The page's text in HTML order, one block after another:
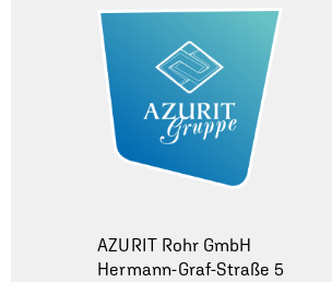
AZURIT Rohr GmbH
Hermann-Graf-Straße 5